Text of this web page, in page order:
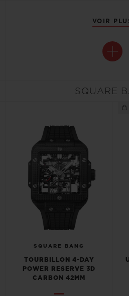
VOIR
SQUARE
SQUARE BANG
TOURBILLON 4-DAY
POWER RESERVE 3D
CARBON 42MM